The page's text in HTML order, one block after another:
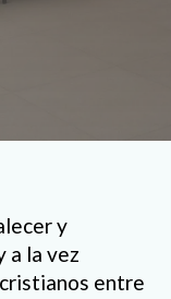
y
a la vez
entre